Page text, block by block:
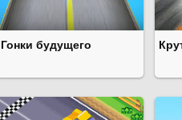
Гонки будущего